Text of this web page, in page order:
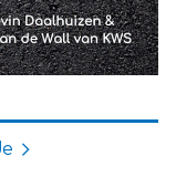
zetten.”